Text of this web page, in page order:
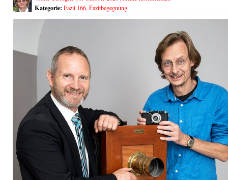
Kategorie: Fazit 166, Fazitbegegnung